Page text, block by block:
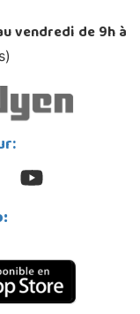
vendredi de 9h à